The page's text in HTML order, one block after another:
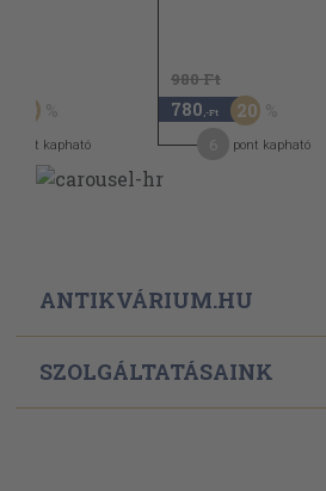
50
pont kapható
980 Ft
780 ,-Ft 20
pont kapható
ANTIKVÁRIUM.HU
SZOLGÁLTATÁSAINK